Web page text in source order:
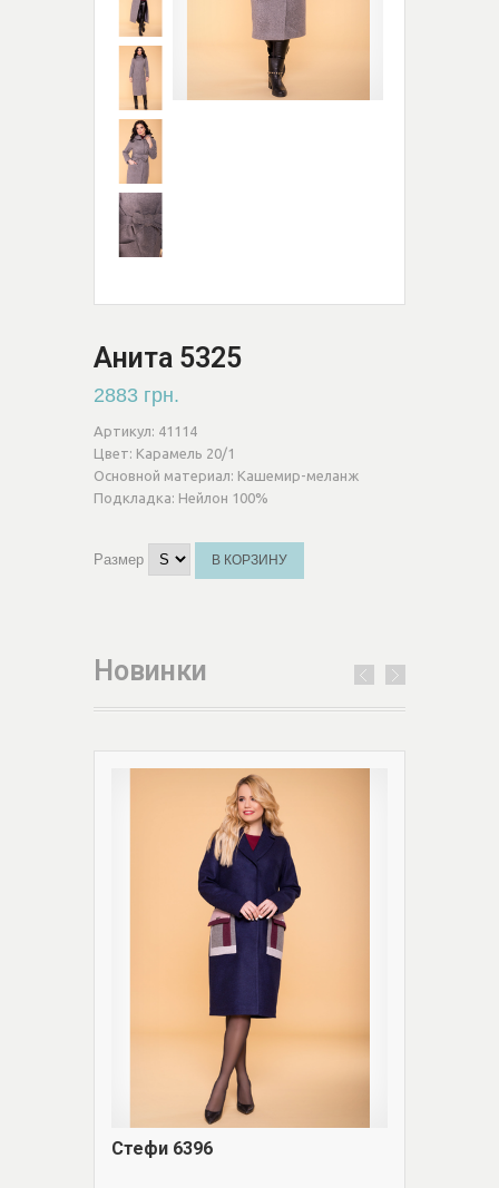
Анита 5325
2883 грн.
Артикул: 41114
Цвет: Карамель 20/1
Основной материал: Кашемир-меланж
Подкладка: Нейлон 100%
Размер В КОРЗИНУ
Новинки
Стефи 6396